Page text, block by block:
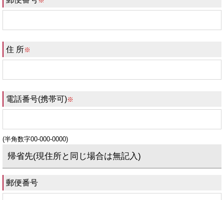
住 所※
電話番号(携帯可)※
(半角数字00-000-0000)
帰省先(現住所と同じ場合は無記入)
郵便番号